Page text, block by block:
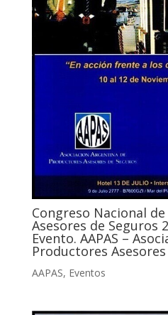
Congreso Nacional
Asesores de Seguros
Evento. AAPAS –
Productores
AAPAS, Eventos